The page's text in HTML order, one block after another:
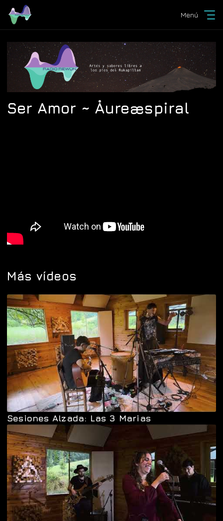
Menú
Ser Amor ~ Åureæspiral
Más vídeos
Sesiones Alzada: Las 3 Marias